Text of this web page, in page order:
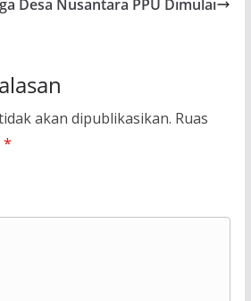
Desa Nusantara PPU Dimulai
akan dipublikasikan. Ruas
*